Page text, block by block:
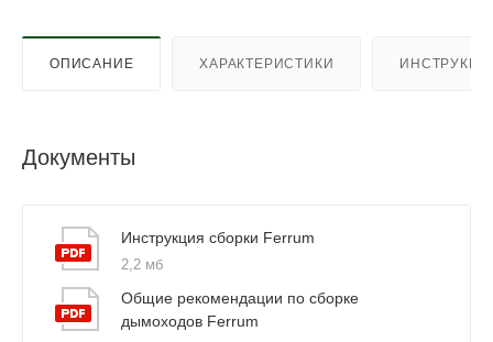
ОПИСАНИЕ ХАРАКТЕРИСТИКИ
Документы
Инструкция сборки Ferrum
2,2 мб
Общие рекомендации по сборке
дымоходов Ferrum